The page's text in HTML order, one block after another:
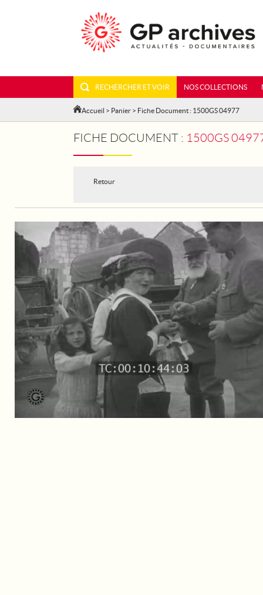
RECHERCHER ET VOIR NOS COLLECTIONS
Accueil > Panier > Fiche Document : 1500GS 04977
FICHE DOCUMENT : 1500GS
Retour